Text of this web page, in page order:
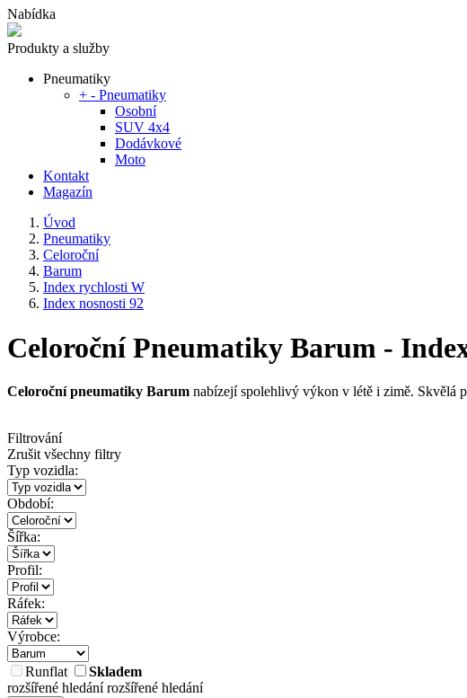
Nabídka
Produkty a služby
Pneumatiky
+ - Pneumatiky
Osobní
SUV 4x4
Dodávkové
Moto
Kontakt
Magazín
Úvod
Pneumatiky
Celoroční
Barum
Index rychlosti W
Index nosnosti 92
Celoroční Pneumatiky Barum -
Celoroční pneumatiky Barum nabízejí spolehlivý výkon v létě i zimě. Skvělá
Filtrování
Zrušit všechny filtry
Typ vozidla:
Období:
Šířka:
Profil:
Ráfek:
Výrobce:
Runflat
Skladem
rozšířené hledánírozšířené hledání